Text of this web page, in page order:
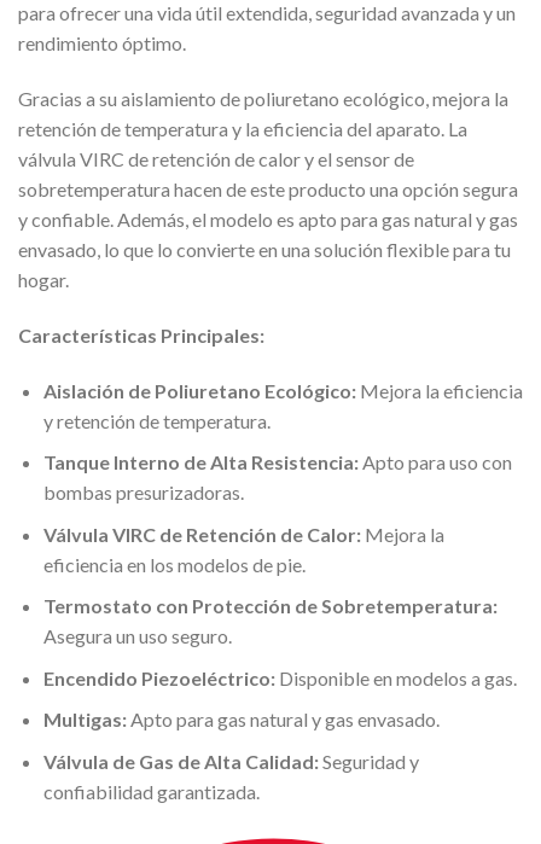
para ofrecer una vida útil extendida, seguridad avanzada y un
rendimiento óptimo.
Gracias a su aislamiento de poliuretano ecológico, mejora la
retención de temperatura y la eficiencia del aparato. La
válvula VIRC de retención de calor y el sensor de
sobretemperatura hacen de este producto una opción segura
y confiable. Además, el modelo es apto para gas natural y gas
envasado, lo que lo convierte en una solución flexible para tu
hogar.
Características Principales:
Aislación de Poliuretano Ecológico:Mejora la eficiencia
y retención de temperatura.
Tanque Interno de Alta Resistencia:Apto para uso con
bombas presurizadoras.
Válvula VIRC de Retención de Calor:Mejora la
eficiencia en los modelos de pie.
Termostato con Protección de Sobretemperatura:
Asegura un uso seguro.
Encendido Piezoeléctrico:Disponible en modelos a gas.
Multigas:Apto para gas natural y gas envasado.
Válvula de Gas de Alta Calidad:Seguridad y
confiabilidad garantizada.